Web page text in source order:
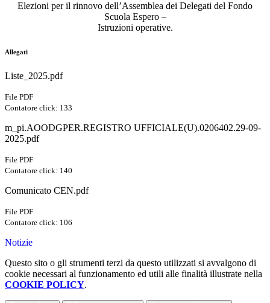
Elezioni per il rinnovo dell’Assemblea dei Delegati del Fondo
Scuola Espero –
Istruzioni operative.
Allegati
Liste_2025.pdf
File PDF
Contatore click: 133
m_pi.AOODGPER.REGISTRO UFFICIALE(U).0206402.29-09-
2025.pdf
File PDF
Contatore click: 140
Comunicato CEN.pdf
File PDF
Contatore click: 106
Notizie
Questo sito o gli strumenti terzi da questo utilizzati si avvalgono di
cookie necessari al funzionamento ed utili alle finalità illustrate nella
COOKIE POLICY.